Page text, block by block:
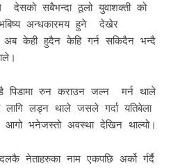
देसको सबैभन्दा ठूलो युवाशक्ती को
अन्धकारमय हुने देखेर
अब केही हुदैन केहि गर्न सकिदैन भन्दै
पिडामा रुन कराउन जल्न मर्न थाले
लड्न थाले जसले गर्दा यतिबेला
भनेजस्तो अवस्था देखिन थाल्यो।
नेताहरुका नाम एकपछि अर्को र्गर्दै